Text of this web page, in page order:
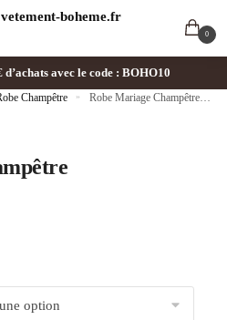
0
avec le code : BOHO10
Champêtre » Robe Mariage Champêtre Manches Courtes